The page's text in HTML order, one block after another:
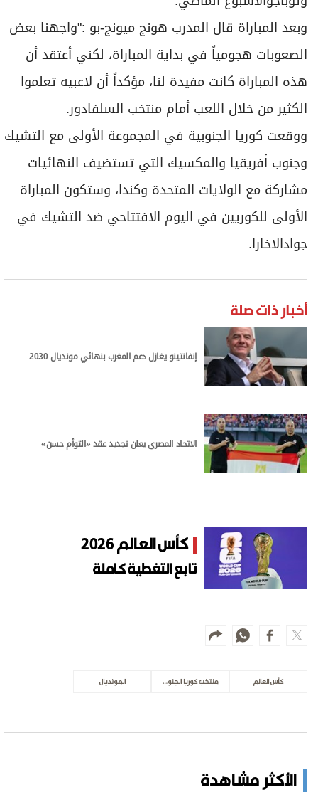
وبعد المباراة قال المدرب هونج ميونج-بو :"واجهنا بعض
الصعوبات هجومياً في بداية المباراة، لكني أعتقد أن
هذه المباراة كانت مفيدة لنا، مؤكداً أن لاعبيه تعلموا
الكثير من خلال اللعب أمام منتخب السلفادور.
ووقعت كوريا الجنوبية في المجموعة الأولى مع التشيك
وجنوب أفريقيا والمكسيك التي تستضيف النهائيات
مشاركة مع الولايات المتحدة وكندا، وستكون المباراة
الأولى للكوريين في اليوم الافتتاحي ضد التشيك في
جوادالاخارا.
أخبار ذات صلة
إنفانتينو يغازل دعم المغرب بنهائي مونديال 2030
الاتحاد المصري يعلن تجديد عقد «التوأم حسن»
كأس العالم 2026
تابع التغطية كاملة
كأس العالم منتخب كوريا الجنوبية المونديال
الأكثر مشاهدة